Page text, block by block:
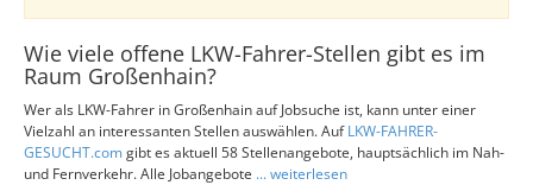
Wie viele offene LKW-Fahrer-Stellen gibt es im
Raum Großenhain?
Wer als LKW-Fahrer in Großenhain auf Jobsuche ist, kann unter einer
Vielzahl an interessanten Stellen auswählen. AufLKW-FAHRER-
GESUCHT.comgibt es aktuell 58 Stellenangebote, hauptsächlich im Nah-
und Fernverkehr. Alle Jobangebote ... weiterlesen